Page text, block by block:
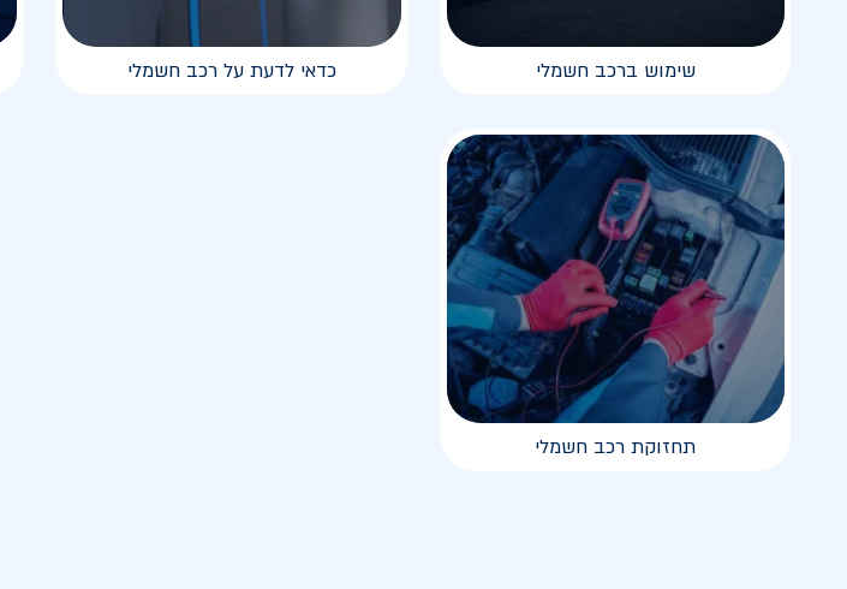
שימוש ברכב חשמלי כדאי לדעת על רכב חשמלי
תחזוקת רכב חשמלי